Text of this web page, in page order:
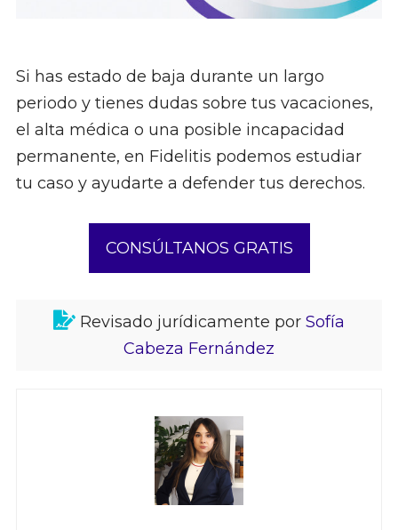
Si has estado de baja durante un largo
periodo y tienes dudas sobre tus vacaciones,
el alta médica o una posible incapacidad
permanente, en Fidelitis podemos estudiar
tu caso y ayudarte a defender tus derechos.
CONSÚLTANOS GRATIS
Revisado jurídicamente por Sofía
Cabeza Fernández